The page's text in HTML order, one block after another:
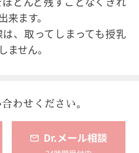
ます。
、取ってしまっても授乳
せん。
わせください。
Dr.メール相談